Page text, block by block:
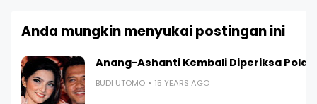
Anda mungkin menyukai postingan ini
Anang-Ashanti Kembali Diperiksa
BUDI UTOMO 15 YEARS AGO